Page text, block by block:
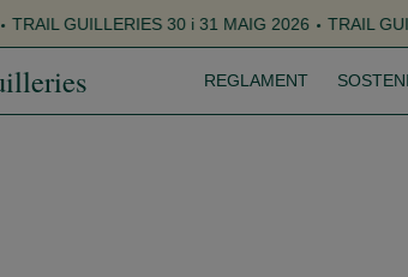
2026 TRAIL GUILLERIES 30 i 31 MAIG 2026
REGLAMENT